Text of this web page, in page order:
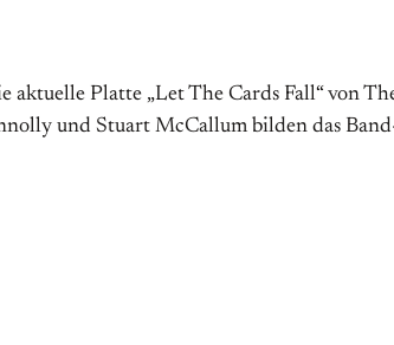
Platte „Let The Cards Fall“ von
und Stuart McCallum bilden das